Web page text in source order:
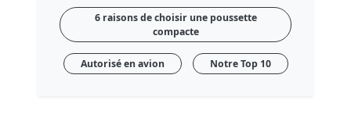
6 raisons de choisir une poussette
compacte
Autorisé en avion Notre Top 10